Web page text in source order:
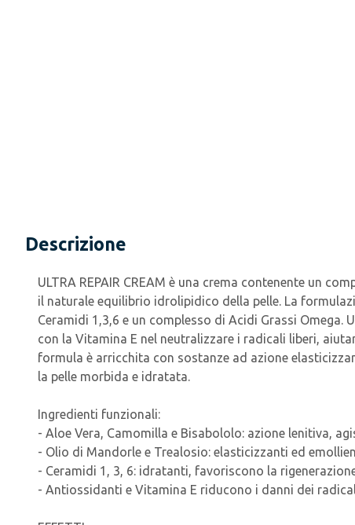
Descrizione
ULTRA REPAIR CREAM è una crema contenente un
il naturale equilibrio idrolipidico della pelle. La
Ceramidi 1,3,6 e un complesso di Acidi Grassi
con la Vitamina E nel neutralizzare i radicali liberi,
formula è arricchita con sostanze ad azione
la pelle morbida e idratata.
Ingredienti funzionali:
- Aloe Vera, Camomilla e Bisabololo: azione lenitiva,
- Olio di Mandorle e Trealosio: elasticizzanti ed
- Ceramidi 1, 3, 6: idratanti, favoriscono la
- Antiossidanti e Vitamina E riducono i danni dei